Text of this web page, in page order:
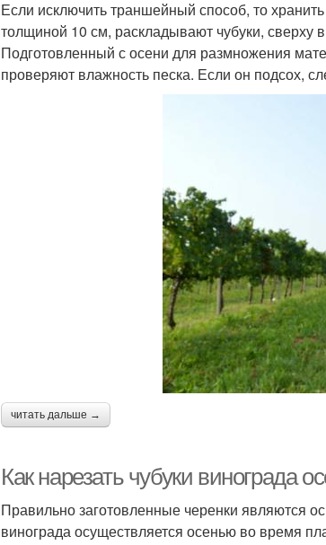
Если исключить траншейный способ, то
толщиной 10 см, раскладывают чубуки, сверху
Подготовленный с осени для размножения
проверяют влажность песка. Если он подсох,
читать дальше →
Как нарезать чубуки винограда
Правильно заготовленные черенки являются
винограда осуществляется осенью во время